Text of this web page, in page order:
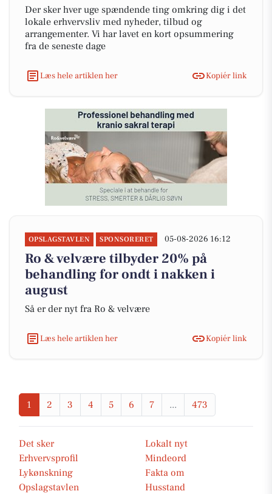
Der sker hver uge spændende ting omkring dig i det
lokale erhvervsliv med nyheder, tilbud og
arrangementer. Vi har lavet en kort opsummering
fra de seneste dage
Læs hele artiklen her Kopiér link
OPSLAGSTAVLEN SPONSORERET 05-08-2026 16:12
Ro & velvære tilbyder 20% på
behandling for ondt i nakken i
august
Så er der nyt fra Ro & velvære
Læs hele artiklen her Kopiér link
1 2 3 4 5 6 7 ... 473
Det sker
Lokalt nyt
Erhvervsprofil
Mindeord
Lykønskning
Fakta om
Opslagstavlen
Husstand